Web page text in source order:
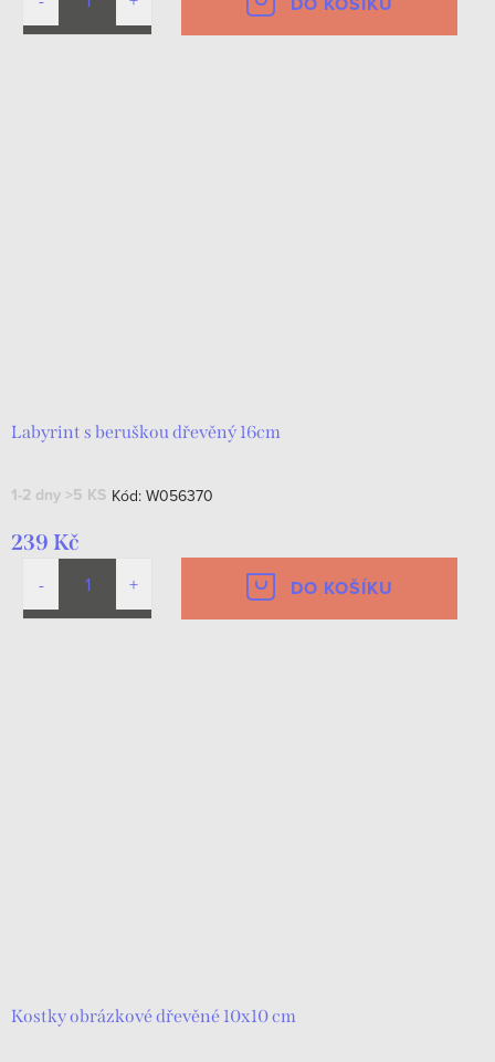
Labyrint s beruškou dřevěný 16cm
1-2 dny >5 KS Kód: W056370
239 Kč
DO KOŠÍKU
Kostky obrázkové dřevěné 10x10 cm